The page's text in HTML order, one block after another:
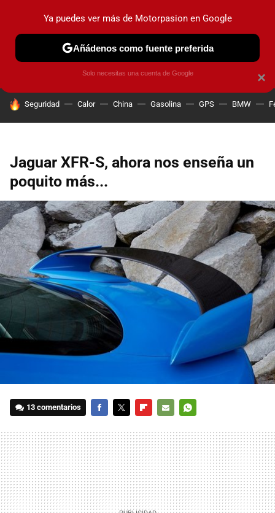
PRUEBAS COCHES ELÉCTRICOS OBSERVATORIO
HOY SE HABLA DE
Seguridad Calor China Gasolina GPS BMW
Jaguar XFR-S, ahora nos enseña un
poquito más...
13 comentarios
MAIL
×
Ya puedes ver más de Motorpasion en Google
Añádenos como fuente preferida
Solo necesitas una cuenta de Google